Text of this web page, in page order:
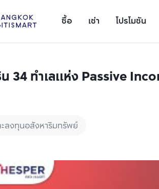
ซื้อ เช่า โปรโมชัน
34 ทำเลแห่ง Passive
ลงทุนอสังหาริมทรัพย์